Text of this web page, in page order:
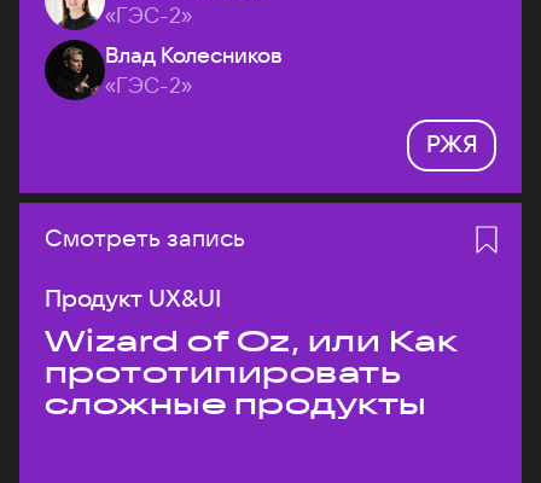
«ГЭС-2»
Влад Колесников
«ГЭС-2»
РЖЯ
Смотреть запись
Продукт UX&UI
Wizard of Oz, или Как
прототипировать
сложные продукты